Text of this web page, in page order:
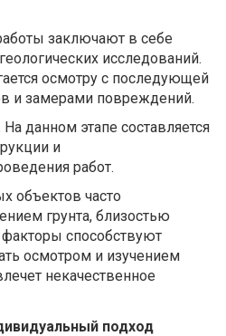
заключают в себе
исследований.
осмотру с последующей
и замерами повреждений.
На данном этапе составляется
и
работ.
объектов часто
грунта, близостью
способствуют
осмотром и изучением
некачественное
подход